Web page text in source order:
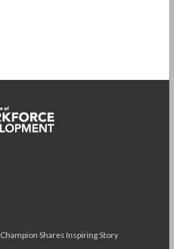
Shares Inspiring Story